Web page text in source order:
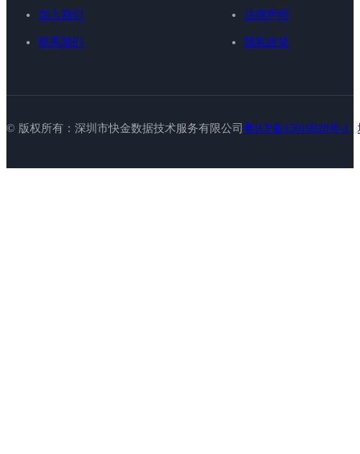
加入我们
联系我们
法律声明
隐私政策
© 版权所有：深圳市快金数据技术服务有限公司 粤ICP备15010928号-1